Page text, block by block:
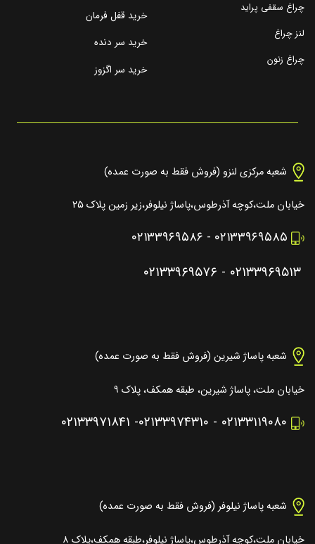
چراغ سقفی پراید
لنز چراغ
چراغ زنون
خرید قفل فرمان
خرید سر دنده
خرید سر اگزوز
شعبه مرکزی لنزو (فروش فقط به صورت عمده)
خیابان ملت،کوچه آذرطوس،پاساژ نیلوفر،زیر زمین پلاک ۲۵
۰۲۱۳۳۹۶۹۵۸۵ - ۰۲۱۳۳۹۶۹۵۸۶
۰۲۱۳۳۹۶۹۵۱۳ - ۰۲۱۳۳۹۶۹۵۷۶
شعبه پاساژ شیرین (فروش فقط به صورت عمده)
خیابان ملت، پاساژ شیرین، طبقه همکف، پلاک ۹
۰۲۱۳۳۱۱۹۰۸۰ - ۰۲۱۳۳۹۷۴۳۱۰- ۰۲۱۳۳۹۷۱۸۴۱
شعبه پاساژ نیلوفر (فروش فقط به صورت عمده)
خیابان ملت،کوچه آذرطوس،پاساژ نیلوفر،طبقه همکف،پلاک ۸